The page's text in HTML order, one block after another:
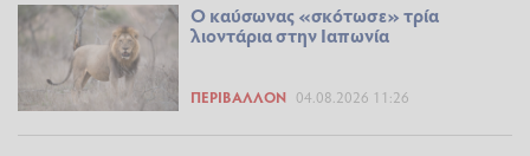
Ο καύσωνας «σκότωσε» τρία
λιοντάρια στην Ιαπωνία
ΠΕΡΙΒΆΛΛΟΝ 04.08.2026 11:26